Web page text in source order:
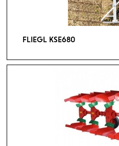
FLIEGL KSE680